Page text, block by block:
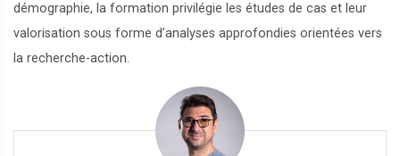
démographie, la formation privilégie les études de cas et leur
valorisation sous forme d’analyses approfondies orientées vers
la recherche-action.